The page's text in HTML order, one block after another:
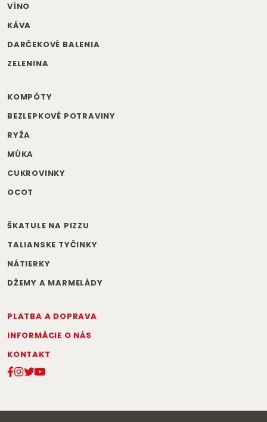
VÍNO
KÁVA
DARČEKOVÉ BALENIA
ZELENINA
KOMPÓTY
BEZLEPKOVÉ POTRAVINY
RYŽA
MÚKA
CUKROVINKY
OCOT
ŠKATULE NA PIZZU
TALIANSKE TYČINKY
NÁTIERKY
DŽEMY A MARMELÁDY
PLATBA A DOPRAVA
INFORMÁCIE O NÁS
KONTAKT